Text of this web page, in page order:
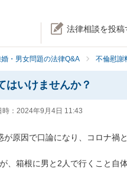
法律相談を投稿
・男女問題の法律Q&A 不倫慰謝
はいけませんか？
： 2024年9月4日 11:43
原因で口論になり、コロナ禍
、箱根に男と2人で行くこと自